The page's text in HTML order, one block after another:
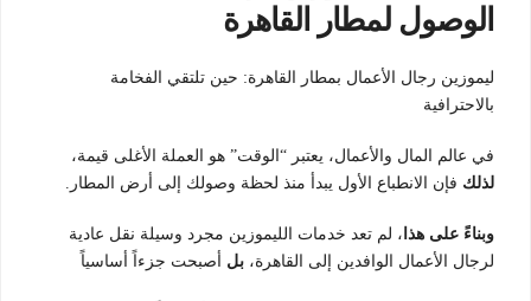
الوصول لمطار القاهرة
ليموزين رجال الأعمال بمطار القاهرة: حين تلتقي الفخامة
بالاحترافية
في عالم المال والأعمال، يعتبر “الوقت” هو العملة الأغلى قيمة،
لذلك فإن الانطباع الأول يبدأ منذ لحظة وصولك إلى أرض المطار.
وبناءً على هذا ، لم تعد خدمات الليموزين مجرد وسيلة نقل عادية
لرجال الأعمال الوافدين إلى القاهرة، بل أصبحت جزءاً أساسياً